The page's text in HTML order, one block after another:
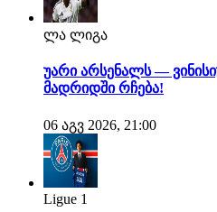
ლა ლიგა
უარი არსენალს —
მადრიდში რჩება!
06 აგვ 2026, 21:00
Ligue 1